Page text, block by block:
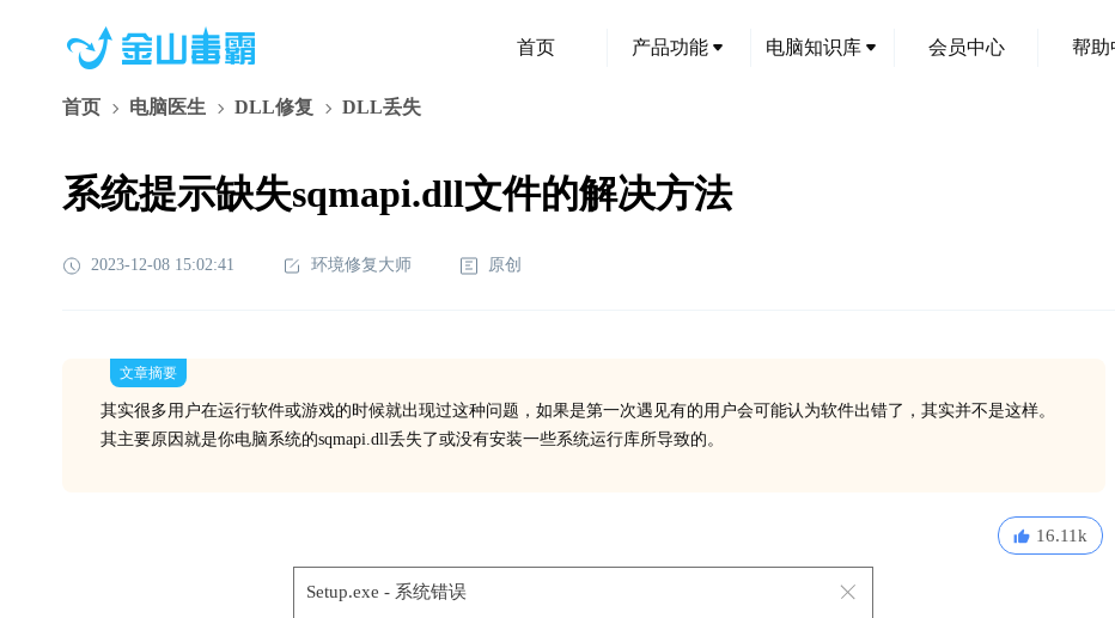
首页 产品功能 电脑知识库 会员中心 帮助
首页 电脑医生 DLL修复 DLL丢失
系统提示缺失sqmapi.dll文件的解决方法
2023-12-08 15:02:41 环境修复大师 原创
文章摘要
其实很多用户在运行软件或游戏的时候就出现过这种问题，如果是第一次遇见有的用户会可能认为软件出错了，其实并不是这样。
其主要原因就是你电脑系统的sqmapi.dll丢失了或没有安装一些系统运行库所导致的。
16.11k
Setup.exe - 系统错误